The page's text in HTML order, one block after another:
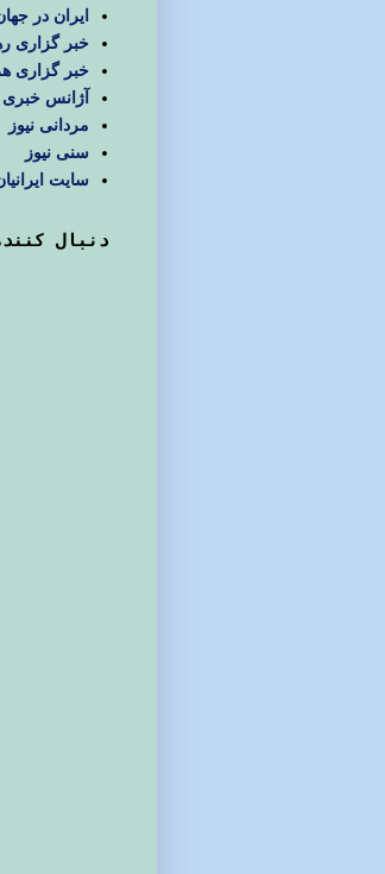
ایران در
خبر گزاری
خبر گزاری
آژانس
مردانی نیوز
سنی نیوز
سایت
دنبال